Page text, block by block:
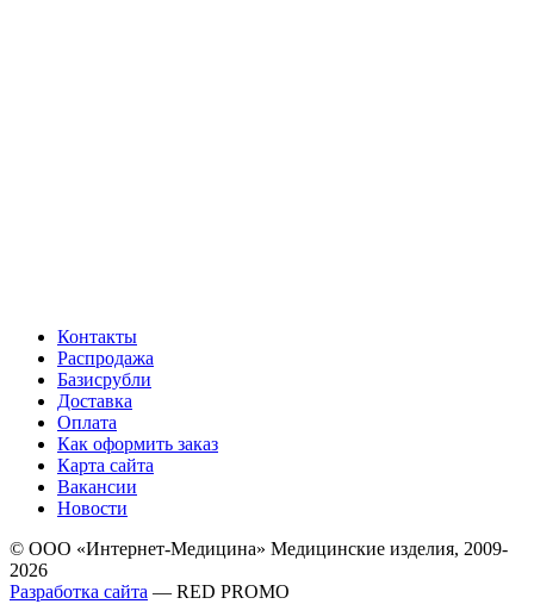
Контакты
Распродажа
Базисрубли
Доставка
Оплата
Как оформить заказ
Карта сайта
Вакансии
Новости
© ООО «Интернет-Медицина» Медицинские изделия, 2009-
2026
Разработка сайта — RED PROMO